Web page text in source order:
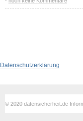
Datenschutzerklärung
© 2020 datensicherheit.de